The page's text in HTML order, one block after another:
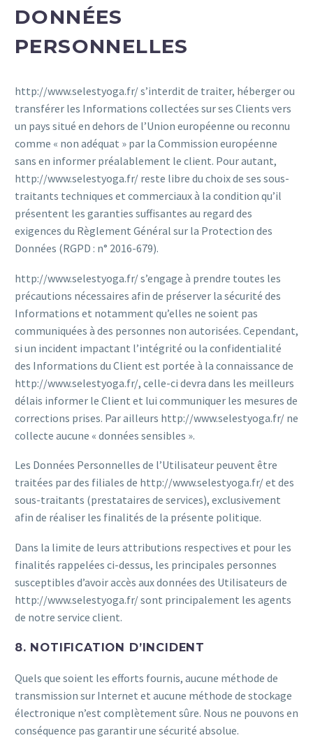
DONNÉES
PERSONNELLES
http://www.selestyoga.fr/ s’interdit de traiter, héberger ou
transférer les Informations collectées sur ses Clients vers
un pays situé en dehors de l’Union européenne ou reconnu
comme « non adéquat » par la Commission européenne
sans en informer préalablement le client. Pour autant,
http://www.selestyoga.fr/ reste libre du choix de ses sous-
traitants techniques et commerciaux à la condition qu’il
présentent les garanties suffisantes au regard des
exigences du Règlement Général sur la Protection des
Données (RGPD : n° 2016-679).
http://www.selestyoga.fr/ s’engage à prendre toutes les
précautions nécessaires afin de préserver la sécurité des
Informations et notamment qu’elles ne soient pas
communiquées à des personnes non autorisées. Cependant,
si un incident impactant l’intégrité ou la confidentialité
des Informations du Client est portée à la connaissance de
http://www.selestyoga.fr/, celle-ci devra dans les meilleurs
délais informer le Client et lui communiquer les mesures de
corrections prises. Par ailleurs http://www.selestyoga.fr/ ne
collecte aucune « données sensibles ».
Les Données Personnelles de l’Utilisateur peuvent être
traitées par des filiales de http://www.selestyoga.fr/ et des
sous-traitants (prestataires de services), exclusivement
afin de réaliser les finalités de la présente politique.
Dans la limite de leurs attributions respectives et pour les
finalités rappelées ci-dessus, les principales personnes
susceptibles d’avoir accès aux données des Utilisateurs de
http://www.selestyoga.fr/ sont principalement les agents
de notre service client.
8. NOTIFICATION D’INCIDENT
Quels que soient les efforts fournis, aucune méthode de
transmission sur Internet et aucune méthode de stockage
électronique n’est complètement sûre. Nous ne pouvons en
conséquence pas garantir une sécurité absolue.